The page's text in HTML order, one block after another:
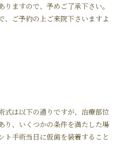
ますので、予めご了承下さい。
、ご予約の上ご来院下さいますよ
式は以下の通りですが、治療部位
り、いくつかの条件を満たした場
ト手術当日に仮歯を装着すること